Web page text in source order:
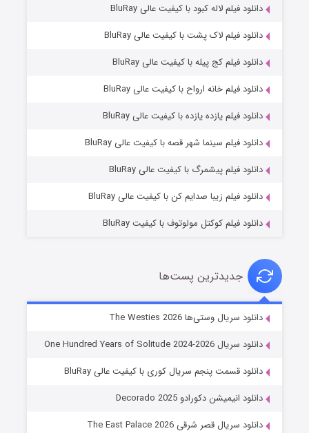
خاندان اژدها فصل ۳
دانلود فیلم لاله کبود با کیفیت عالی BluRay
دانلود فیلم لاک پشت با کیفیت عالی BluRay
دانلود فیلم کج‌ پیله با کیفیت عالی BluRay
دانلود فیلم خانه ارواح با کیفیت عالی BluRay
دانلود فیلم یازده یازده با کیفیت عالی BluRay
دانلود فیلم سینما شهر قصه با کیفیت عالی BluRay
دانلود فیلم پیشمرگ با کیفیت عالی BluRay
دانلود فیلم زیبا صدایم کن با کیفیت عالی BluRay
دانلود فیلم کوکتل مولوتوف با کیفیت BluRay
جدیدترین پست‌ها
دانلود سریال وستی‌ها The Westies 2026
دانلود سریال One Hundred Years of Solitude 2024-2026
دانلود قسمت پنجم سریال کوری با کیفیت عالی BluRay
دانلود انیمیشن دکورادو Decorado 2025
دانلود سریال قصر شرقی The East Palace 2026